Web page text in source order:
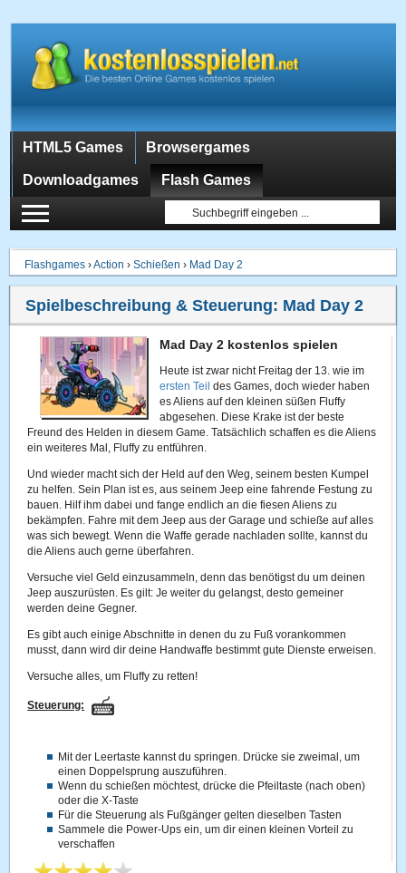
HTML5 Games Browsergames
Downloadgames Flash Games
Flashgames ›Action ›Schießen › Mad Day 2
Spielbeschreibung & Steuerung: Mad Day 2
Mad Day 2 kostenlos spielen
Heute ist zwar nicht Freitag der 13. wie im
ersten Teil des Games, doch wieder haben
es Aliens auf den kleinen süßen Fluffy
abgesehen. Diese Krake ist der beste
Freund des Helden in diesem Game. Tatsächlich schaffen es die Aliens
ein weiteres Mal, Fluffy zu entführen.
Und wieder macht sich der Held auf den Weg, seinem besten Kumpel
zu helfen. Sein Plan ist es, aus seinem Jeep eine fahrende Festung zu
bauen. Hilf ihm dabei und fange endlich an die fiesen Aliens zu
bekämpfen. Fahre mit dem Jeep aus der Garage und schieße auf alles
was sich bewegt. Wenn die Waffe gerade nachladen sollte, kannst du
die Aliens auch gerne überfahren.
Versuche viel Geld einzusammeln, denn das benötigst du um deinen
Jeep auszurüsten. Es gilt: Je weiter du gelangst, desto gemeiner
werden deine Gegner.
Es gibt auch einige Abschnitte in denen du zu Fuß vorankommen
musst, dann wird dir deine Handwaffe bestimmt gute Dienste erweisen.
Versuche alles, um Fluffy zu retten!
Steuerung:
Mit der Leertaste kannst du springen. Drücke sie zweimal, um
einen Doppelsprung auszuführen.
Wenn du schießen möchtest, drücke die Pfeiltaste (nach oben)
oder die X-Taste
Für die Steuerung als Fußgänger gelten dieselben Tasten
Sammele die Power-Ups ein, um dir einen kleinen Vorteil zu
verschaffen